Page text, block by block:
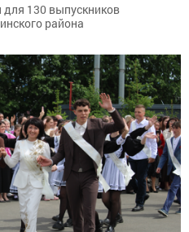
для 130 выпускников
района